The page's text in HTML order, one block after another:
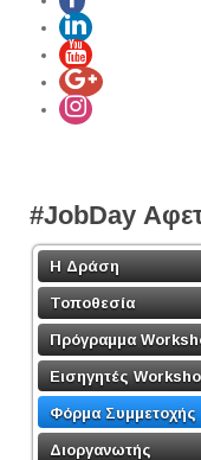
#JobDay
Η Δράση
Τοποθεσία
Πρόγραμμα
Εισηγητές
Φόρμα Συμμετοχής
Διοργανωτής